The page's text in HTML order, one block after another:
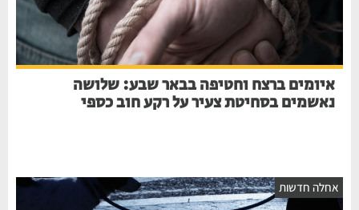
איומים ברצח וחטיפה בבאר שבע: שלושה
נאשמים בסחיטת צעיר על רקע חוב כספי
חדשות